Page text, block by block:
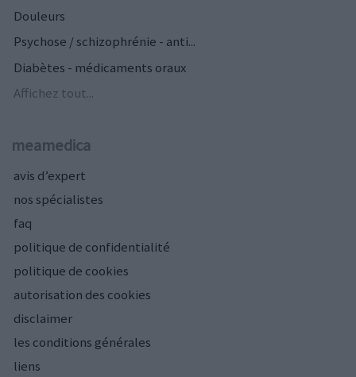
Douleurs
Psychose / schizophrénie - anti...
Diabètes - médicaments oraux
Affichez tout...
meamedica
avis d’expert
nos spécialistes
faq
politique de confidentialité
politique de cookies
autorisation des cookies
disclaimer
les conditions générales
liens